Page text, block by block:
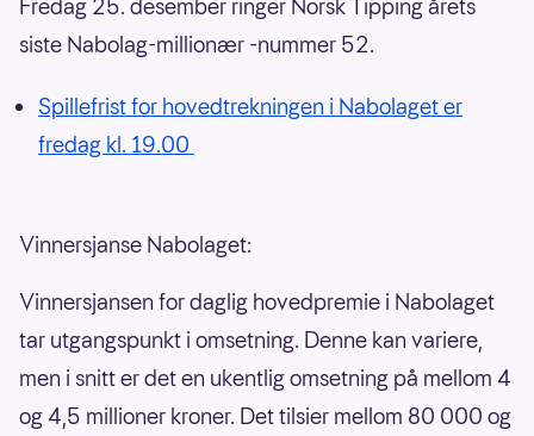
Fredag 25. desember ringer Norsk Tipping årets
siste Nabolag-millionær -nummer 52.
Spillefrist for hovedtrekningen i Nabolaget er
fredag kl. 19.00
Vinnersjanse Nabolaget:
Vinnersjansen for daglig hovedpremie i Nabolaget
tar utgangspunkt i omsetning. Denne kan variere,
men i snitt er det en ukentlig omsetning på mellom 4
og 4,5 millioner kroner. Det tilsier mellom 80 000 og